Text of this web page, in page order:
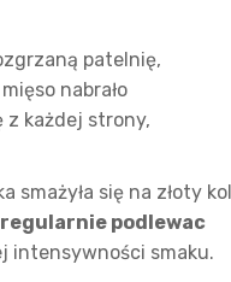
patelnię,
nabrało
z każdej strony,
smażyła się na złoty
regularnie podlewac
intensywności smaku.